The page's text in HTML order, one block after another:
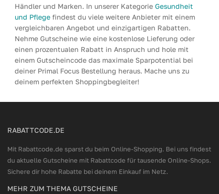
Händler und Marken. In unserer Kategorie Gesundheit
und Pflege findest du viele weitere Anbieter mit einem
vergleichbaren Angebot und einzigartigen Rabatten.
Nehme Gutscheine wie eine kostenlose Lieferung oder
einen prozentualen Rabatt in Anspruch und hole mit
einem Gutscheincode das maximale Sparpotential bei
deiner Primal Focus Bestellung heraus. Mache uns zu
deinem perfekten Shoppingbegleiter!
RABATTCODE.DE
Mit Rabattcode.de sparst du beim Online-Shopping. Bei uns findest
du aktuelle Gutscheine mit Rabattcode für tausende Online-Shops.
Sichere dir hohe Rabatte bei deinem Einkauf im Netz.
MEHR ZUM THEMA GUTSCHEINE